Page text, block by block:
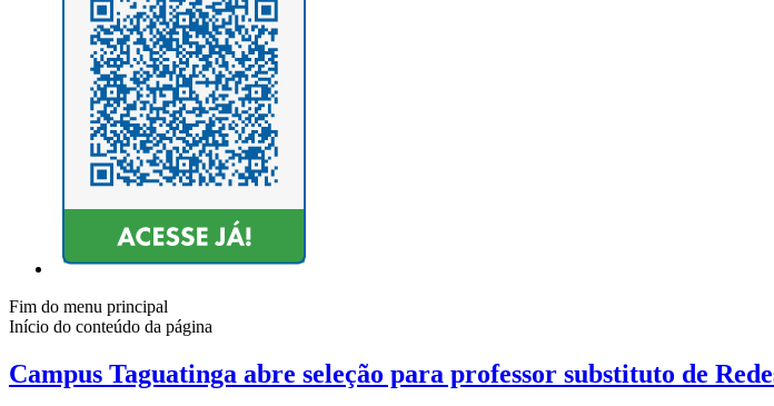
Fim do menu principal
Início do conteúdo da página
Campus Taguatinga abre seleção para professor substituto de